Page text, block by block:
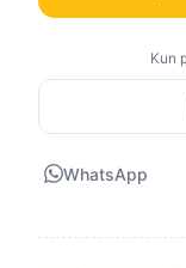
Kun
WhatsApp